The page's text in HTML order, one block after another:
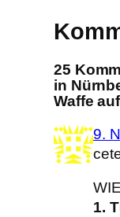
25
in
Waffe
9.
1.